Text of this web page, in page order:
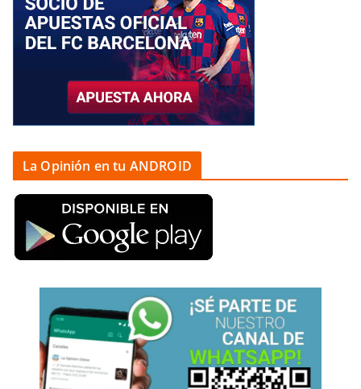
La Opinión en tu ANDROID